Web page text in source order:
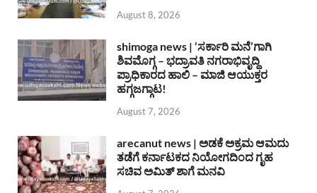
August 8, 2026
shimoga news | ‘ಸರ್ಕಾರಿ ಮನೆ’ಗಾಗಿ
ಶಿವಮೊಗ್ಗ – ಭದ್ರಾವತಿ ನಗರಾಭಿವೃದ್ದಿ
ಪ್ರಾಧಿಕಾರದ ಹಾಲಿ – ಮಾಜಿ ಆಯುಕ್ತರ
ಹಗ್ಗಜಗ್ಗಾಟ!
August 7, 2026
arecanut news | ಅಡಕೆ ಅಕ್ರಮ ಆಮದು
ತಡೆಗೆ ಕರ್ನಾಟಕದ ನಿಯೋಗದಿಂದ ಗೃಹ
ಸಚಿವ ಅಮಿತ್ ಶಾಗೆ ಮನವಿ